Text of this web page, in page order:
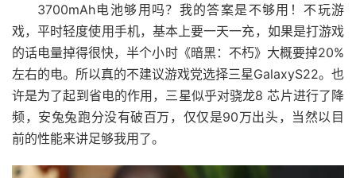
3700mAh电池够用吗？我的答案是不够用！不玩游
戏，平时轻度使用手机，基本上要一天一充，如果是打游戏
的话电量掉得很快，半个小时《暗黑：不朽》大概要掉20%
左右的电。所以真的不建议游戏党选择三星GalaxyS22。也
许是为了起到省电的作用，三星似乎对骁龙8 芯片进行了降
频，安兔兔跑分没有破百万，仅仅是90万出头，当然以目
前的性能来讲足够我用了。